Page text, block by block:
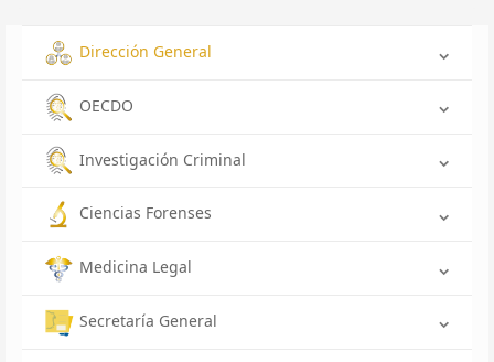
Dirección General
OECDO
Investigación Criminal
Ciencias Forenses
Medicina Legal
Secretaría General